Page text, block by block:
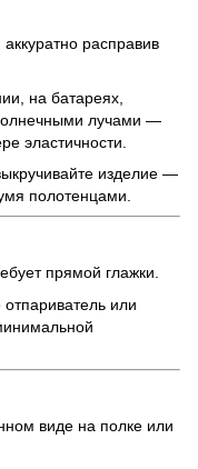
расправив
на батареях,
лучами —
эластичности.
изделие —
полотенцами.
прямой глажки.
или
виде на полке или